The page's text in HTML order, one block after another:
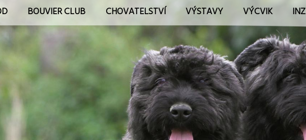
BOUVIER CLUB CHOVATELSTVÍ VÝSTAVY VÝCVIK